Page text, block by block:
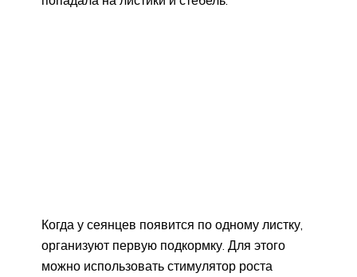
Когда у сеянцев появится по одному листку,
организуют первую подкормку. Для этого
можно использовать стимулятор роста